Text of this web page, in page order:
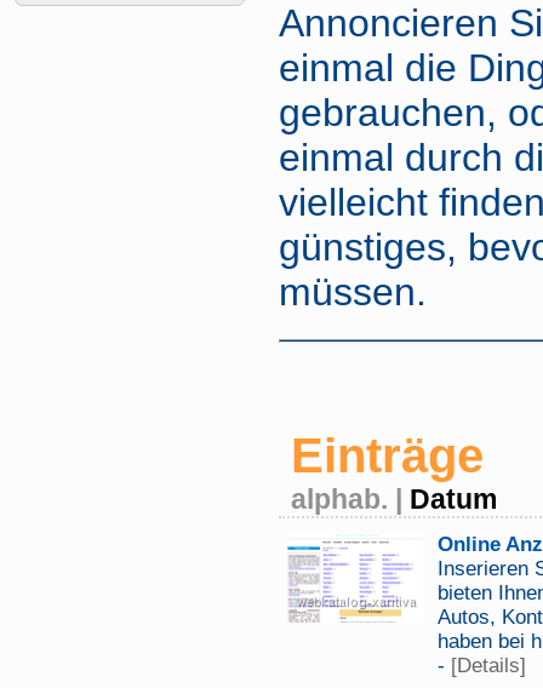
Annoncieren
einmal die
gebrauchen,
einmal durch
vielleicht
günstiges,
müssen.
Einträge
alphab. | Datum
Online
Inserieren
bieten
Autos,
haben bei
- [Details]